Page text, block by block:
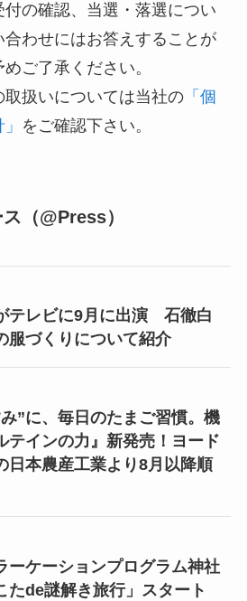
の確認、当選・落選につい
わせにはお答えすることが
ご了承ください。
扱いについては当社の「個
をご確認下さい。
（@Press）
テレビに9月に出演 石徹白
服づくりについて紹介
”に、毎日のたまご習慣。機
インの力』新発売！ヨード
日本農産工業より8月以降順
ーケーションプログラム神社
たde謎解き旅行」スタート